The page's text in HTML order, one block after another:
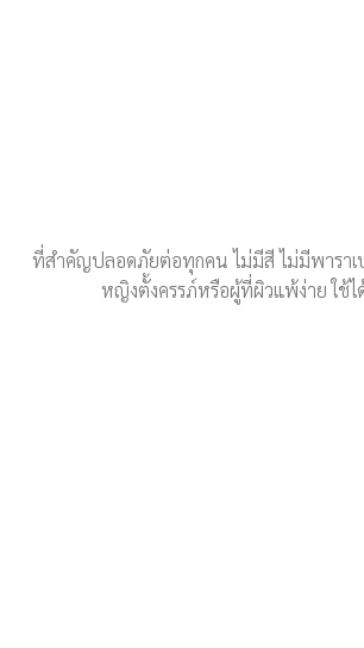
ที่สำคัญปลอดภัยต่อทุกคน ไม่มีสี ไม่มีพาราเ
หญิงตั้งครรภ์หรือผู้ที่ผิวแพ้ง่าย ใช้ไ